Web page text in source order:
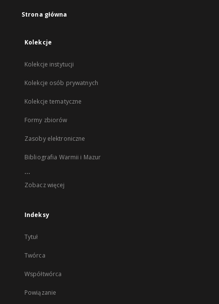
Strona główna
Kolekcje
Kolekcje instytucji
Kolekcje osób prywatnych
Kolekcje tematyczne
Formy zbiorów
Zasoby elektroniczne
Bibliografia Warmii i Mazur
...
Zobacz więcej
Indeksy
Tytuł
Twórca
Współtwórca
Powiązanie